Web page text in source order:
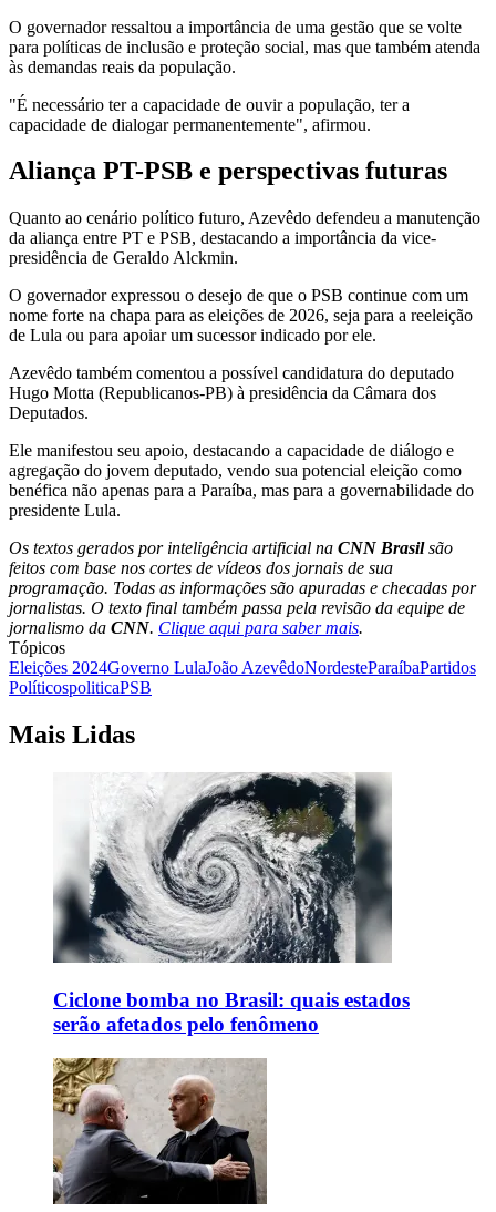
O governador ressaltou a importância de uma gestão que se volte
para políticas de inclusão e proteção social, mas que também atenda
às demandas reais da população.
"É necessário ter a capacidade de ouvir a população, ter a
capacidade de dialogar permanentemente", afirmou.
Aliança PT-PSB e perspectivas futuras
Quanto ao cenário político futuro, Azevêdo defendeu a manutenção
da aliança entre PT e PSB, destacando a importância da vice-
presidência de Geraldo Alckmin.
O governador expressou o desejo de que o PSB continue com um
nome forte na chapa para as eleições de 2026, seja para a reeleição
de Lula ou para apoiar um sucessor indicado por ele.
Azevêdo também comentou a possível candidatura do deputado
Hugo Motta (Republicanos-PB) à presidência da Câmara dos
Deputados.
Ele manifestou seu apoio, destacando a capacidade de diálogo e
agregação do jovem deputado, vendo sua potencial eleição como
benéfica não apenas para a Paraíba, mas para a governabilidade do
presidente Lula.
Os textos gerados por inteligência artificial na CNN Brasilsão
feitos com base nos cortes de vídeos dos jornais de sua
programação. Todas as informações são apuradas e checadas por
jornalistas. O texto final também passa pela revisão da equipe de
jornalismo da CNN. Clique aqui para saber mais.
Tópicos
Eleições 2024Governo LulaJoão AzevêdoNordesteParaíbaPartidos
PolíticospoliticaPSB
Mais Lidas
Ciclone bomba no Brasil: quais estados
serão afetados pelo fenômeno